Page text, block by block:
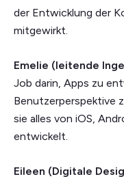
der Entwicklung der
mitgewirkt.
Emelie (leitende
Job darin, Apps zu
Benutzerperspektive
sie alles von iOS,
entwickelt.
Eileen (Digitale